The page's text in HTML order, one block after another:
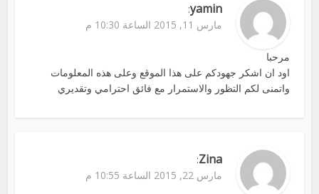
yamin
:
مارس 11, 2015 الساعة 10:30 م
مرحبا
اود ان اشكر جهودكم على هذا الموقع وعلى هذه المعلومات
واتمنى لكم التظور والاستمرار مع فائق احترامي وتقديري
Zina
:
مارس 22, 2015 الساعة 10:55 م